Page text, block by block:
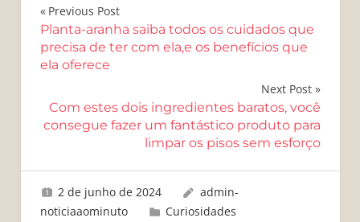
Navegação
de
Post
Previous Post
Planta-aranha saiba todos os cuidados que
precisa de ter com ela,e os benefícios que
ela oferece
Next Post
Com estes dois ingredientes baratos, você
consegue fazer um fantástico produto para
limpar os pisos sem esforço
2 de junho de 2024
admin-
noticiaaominuto
Curiosidades